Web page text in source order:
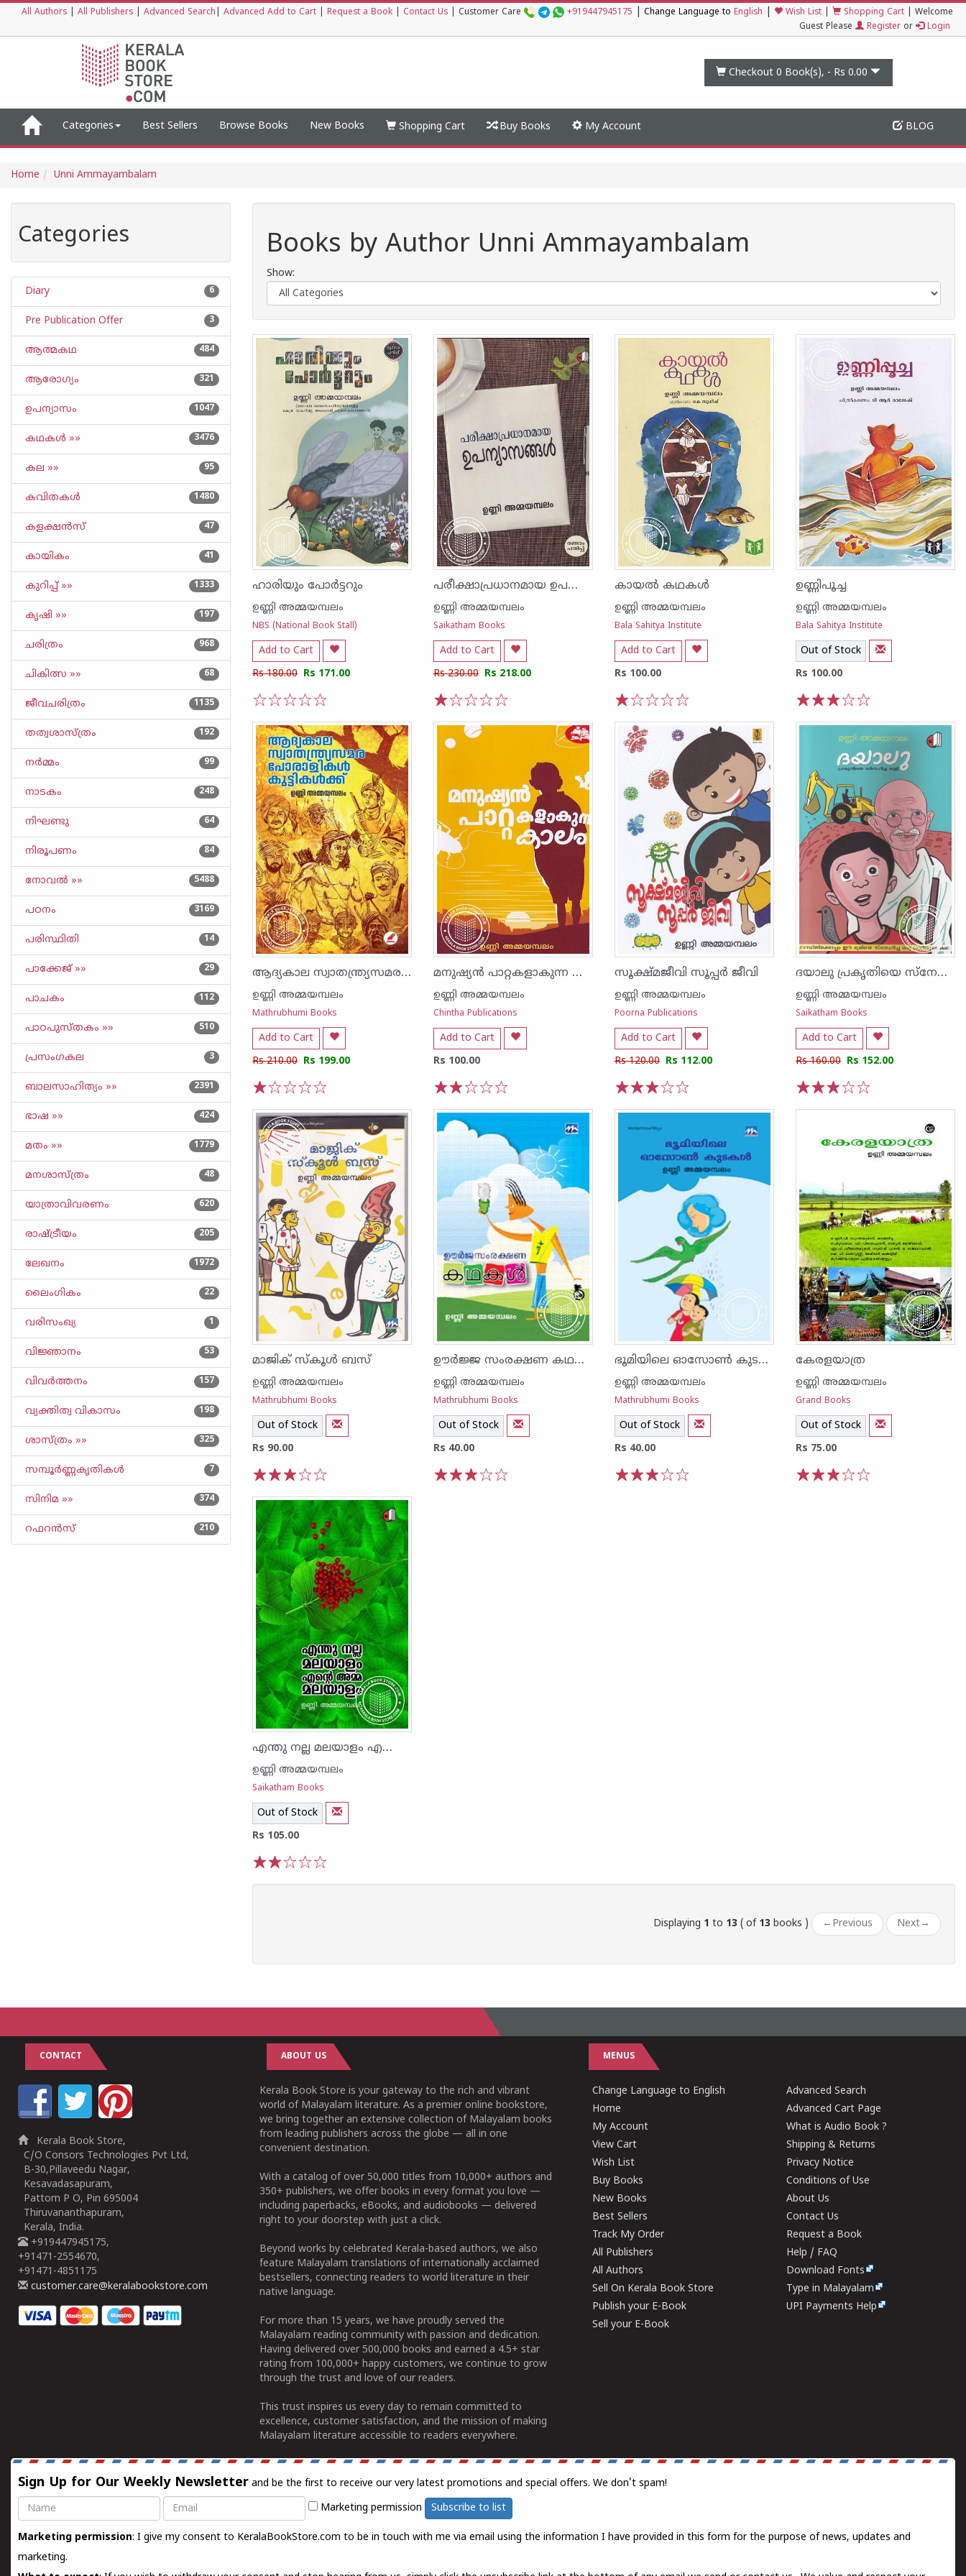
All Authors All Publishers Advanced Search Advanced Add to Cart Request a Book Contact Us Customer Care +919447945175 Change Language to English Wish List Shopping Cart
Welcome
Guest Please
Register or Login
Checkout 0 Book(s), - Rs 0.00
Categories Best Sellers Browse Books New Books Shopping Cart Buy Books My Account BLOG
Home Unni Ammayambalam
Categories
Diary 6
Pre Publication Offer 3
ആത്മകഥ 484
ആരോഗ്യം 321
ഉപന്യാസം 1047
കഥകള്‍ »» 3476
കല »» 95
കവിതകള്‍ 1480
കളക്ഷന്‍സ് 47
കായികം 41
കുറിപ്പ്‌ »» 1333
കൃഷി »» 197
ചരിത്രം 968
ചികിത്സ »» 68
ജീവചരിത്രം 1135
തത്വശാസ്ത്രം 192
നര്‍മ്മം 99
നാടകം 248
നിഘണ്ടു 64
നിരൂപണം 84
നോവല്‍ »» 5488
പഠനം 3169
പരിസ്ഥിതി 14
പാക്കേജ് »» 29
പാചകം 112
പാഠപുസ്തകം »» 510
പ്രസംഗകല 3
ബാലസാഹിത്യം »» 2391
ഭാഷ »» 424
മതം »» 1779
മനശാസ്ത്രം 48
യാത്രാവിവരണം 620
രാഷ്ട്രീയം 205
ലേഖനം 1972
ലൈംഗികം 22
വരിസംഖ്യ 1
വിജ്ഞാനം 53
വിവര്‍ത്തനം 157
വ്യക്തിത്വ വികാസം 198
ശാസ്ത്രം »» 325
സമ്പൂര്‍ണ്ണകൃതികള്‍ 7
സിനിമ »» 374
റഫറന്‍സ് 210
Books by Author Unni Ammayambalam
Show:
ഹാരിയും പോർട്ടറും
ഉണ്ണി അമ്മയമ്പലം
NBS (National Book Stall)
Add to Cart
Rs 180.00 Rs 171.00
പരീക്ഷാപ്രധാനമായ ഉപന്യാസങ്ങൾ
ഉണ്ണി അമ്മയമ്പലം
Saikatham Books
Add to Cart
Rs 230.00 Rs 218.00
കായൽ കഥകൾ
ഉണ്ണി അമ്മയമ്പലം
Bala Sahitya Institute
Add to Cart
Rs 100.00
ഉണ്ണിപൂച്ച
ഉണ്ണി അമ്മയമ്പലം
Bala Sahitya Institute
Out of Stock
Rs 100.00
ആദ്യകാല സ്വാതന്ത്ര്യസമരപോരാളികൾ കുട്ടികൾക്ക്
ഉണ്ണി അമ്മയമ്പലം
Mathrubhumi Books
Add to Cart
Rs 210.00 Rs 199.00
മനുഷ്യന്‍ പാറ്റകളാകുന്ന കാലം
ഉണ്ണി അമ്മയമ്പലം
Chintha Publications
Add to Cart
Rs 100.00
സൂക്ഷ്മജീവി സൂപ്പര്‍ ജീവി
ഉണ്ണി അമ്മയമ്പലം
Poorna Publications
Add to Cart
Rs 120.00 Rs 112.00
ദയാലു പ്രകൃതിയെ സ്നേഹിച്ച കുട്ടി
ഉണ്ണി അമ്മയമ്പലം
Saikatham Books
Add to Cart
Rs 160.00 Rs 152.00
മാജിക് സ്‌കൂള്‍ ബസ്‌
ഉണ്ണി അമ്മയമ്പലം
Mathrubhumi Books
Out of Stock
Rs 90.00
ഊര്‍ജ്ജ സംരക്ഷണ കഥകള്‍
ഉണ്ണി അമ്മയമ്പലം
Mathrubhumi Books
Out of Stock
Rs 40.00
ഭൂമിയിലെ ഓസോണ്‍ കുടകള്‍
ഉണ്ണി അമ്മയമ്പലം
Mathrubhumi Books
Out of Stock
Rs 40.00
കേരളയാത്ര
ഉണ്ണി അമ്മയമ്പലം
Grand Books
Out of Stock
Rs 75.00
എന്തു നല്ല മലയാളം എന്റെ അമ്മ മലയാളം
ഉണ്ണി അമ്മയമ്പലം
Saikatham Books
Out of Stock
Rs 105.00
Displaying 1 to 13 ( of 13 books ) ← Previous Next→
CONTACT
Kerala Book Store,
C/O Consors Technologies Pvt Ltd,
B-30,Pillaveedu Nagar,
Kesavadasapuram,
Pattom P O, Pin 695004
Thiruvananthapuram,
Kerala, India.
+919447945175,
+91471-2554670,
+91471-4851175
customer.care@keralabookstore.com
ABOUT US
Kerala Book Store is your gateway to the rich and vibrant
world of Malayalam literature. As a premier online bookstore,
we bring together an extensive collection of Malayalam books
from leading publishers across the globe — all in one
convenient destination.
With a catalog of over 50,000 titles from 10,000+ authors and
350+ publishers, we offer books in every format you love —
including paperbacks, eBooks, and audiobooks — delivered
right to your doorstep with just a click.
Beyond works by celebrated Kerala-based authors, we also
feature Malayalam translations of internationally acclaimed
bestsellers, connecting readers to world literature in their
native language.
For more than 15 years, we have proudly served the
Malayalam reading community with passion and dedication.
Having delivered over 500,000 books and earned a 4.5+ star
rating from 100,000+ happy customers, we continue to grow
through the trust and love of our readers.
This trust inspires us every day to remain committed to
excellence, customer satisfaction, and the mission of making
Malayalam literature accessible to readers everywhere.
MENUS
Change Language to English
Home
My Account
View Cart
Wish List
Buy Books
New Books
Best Sellers
Track My Order
All Publishers
All Authors
Sell On Kerala Book Store
Publish your E-Book
Sell your E-Book
Advanced Search
Advanced Cart Page
What is Audio Book ?
Shipping & Returns
Privacy Notice
Conditions of Use
About Us
Contact Us
Request a Book
Help / FAQ
Download Fonts
Type in Malayalam
UPI Payments Help
Sign Up for Our Weekly Newsletter and be the first to receive our very latest promotions and special offers. We don't spam!
Name
Email Marketing permission Subscribe to list
Marketing permission: I give my consent to KeralaBookStore.com to be in touch with me via email using the information I have provided in this form for the purpose of news, updates and
marketing.